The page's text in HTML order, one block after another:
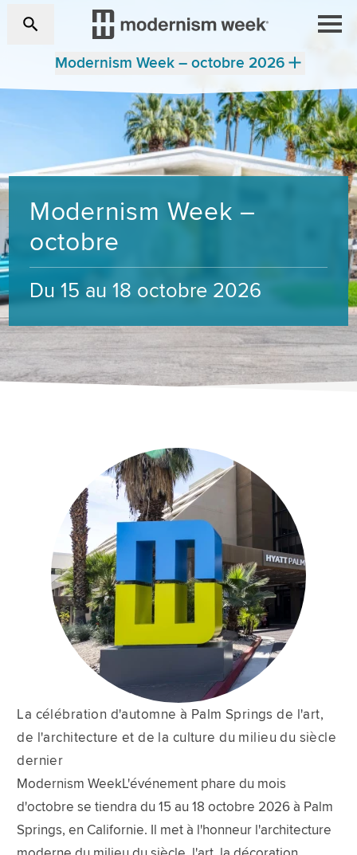
Modernism Week – octobre 2026
Modernism Week –
octobre
Du 15 au 18 octobre 2026
La célébration d'automne à Palm Springs de l'art,
de l'architecture et de la culture du milieu du siècle
dernier
Modernism WeekL'événement phare du mois
d'octobre se tiendra du 15 au 18 octobre 2026 à Palm
Springs, en Californie. Il met à l'honneur l'architecture